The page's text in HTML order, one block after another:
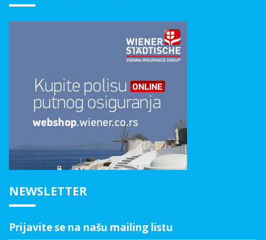
NEWSLETTER
Prijavite se na našu mailing listu